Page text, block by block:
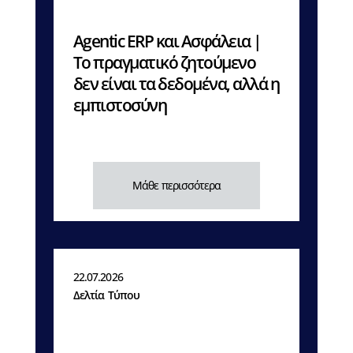
Agentic ERP και Ασφάλεια |
Το πραγματικό ζητούμενο
δεν είναι τα δεδομένα, αλλά η
εμπιστοσύνη
Μάθε περισσότερα
22.07.2026
Δελτία Τύπου